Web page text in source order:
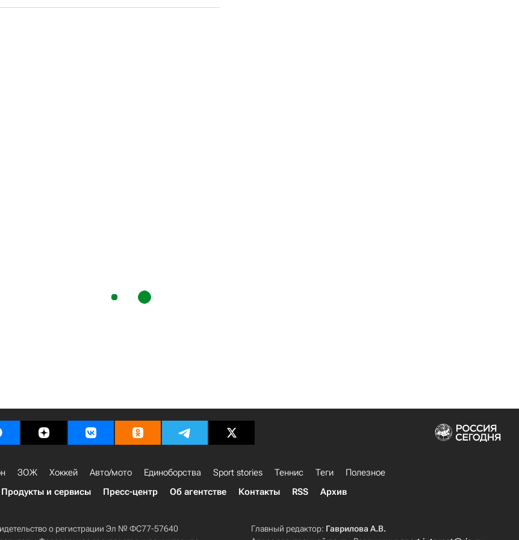
ЗОЖ Хоккей Авто/мото Единоборства Sport stories Теннис Теги
Полезное
Продукты и сервисы Пресс-центр Об агентстве Контакты RSS Архив
о регистрации Эл № ФС77-57640
Главный редактор: Гаврилова А.В.